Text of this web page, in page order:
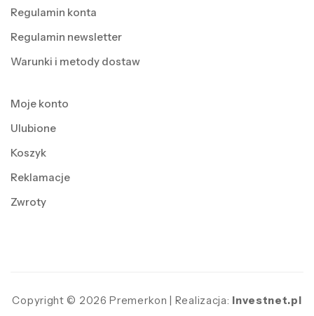
Regulamin konta
Regulamin newsletter
Warunki i metody dostaw
Moje konto
Ulubione
Koszyk
Reklamacje
Zwroty
Copyright © 2026 Premerkon | Realizacja: Investnet.pl